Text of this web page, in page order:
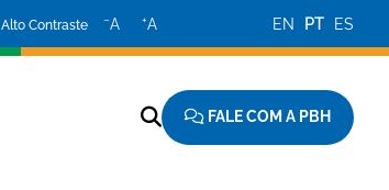
Alto Contraste −A +A EN PT ES
FALE COM A PBH